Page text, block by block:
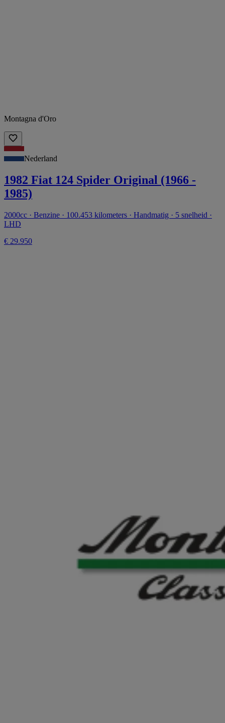
Montagna d'Oro
Nederland
1982 Fiat 124 Spider Original (1966 -
1985)
2000cc · Benzine · 100.453 kilometers · Handmatig · 5 snelheid ·
LHD
€ 29.950